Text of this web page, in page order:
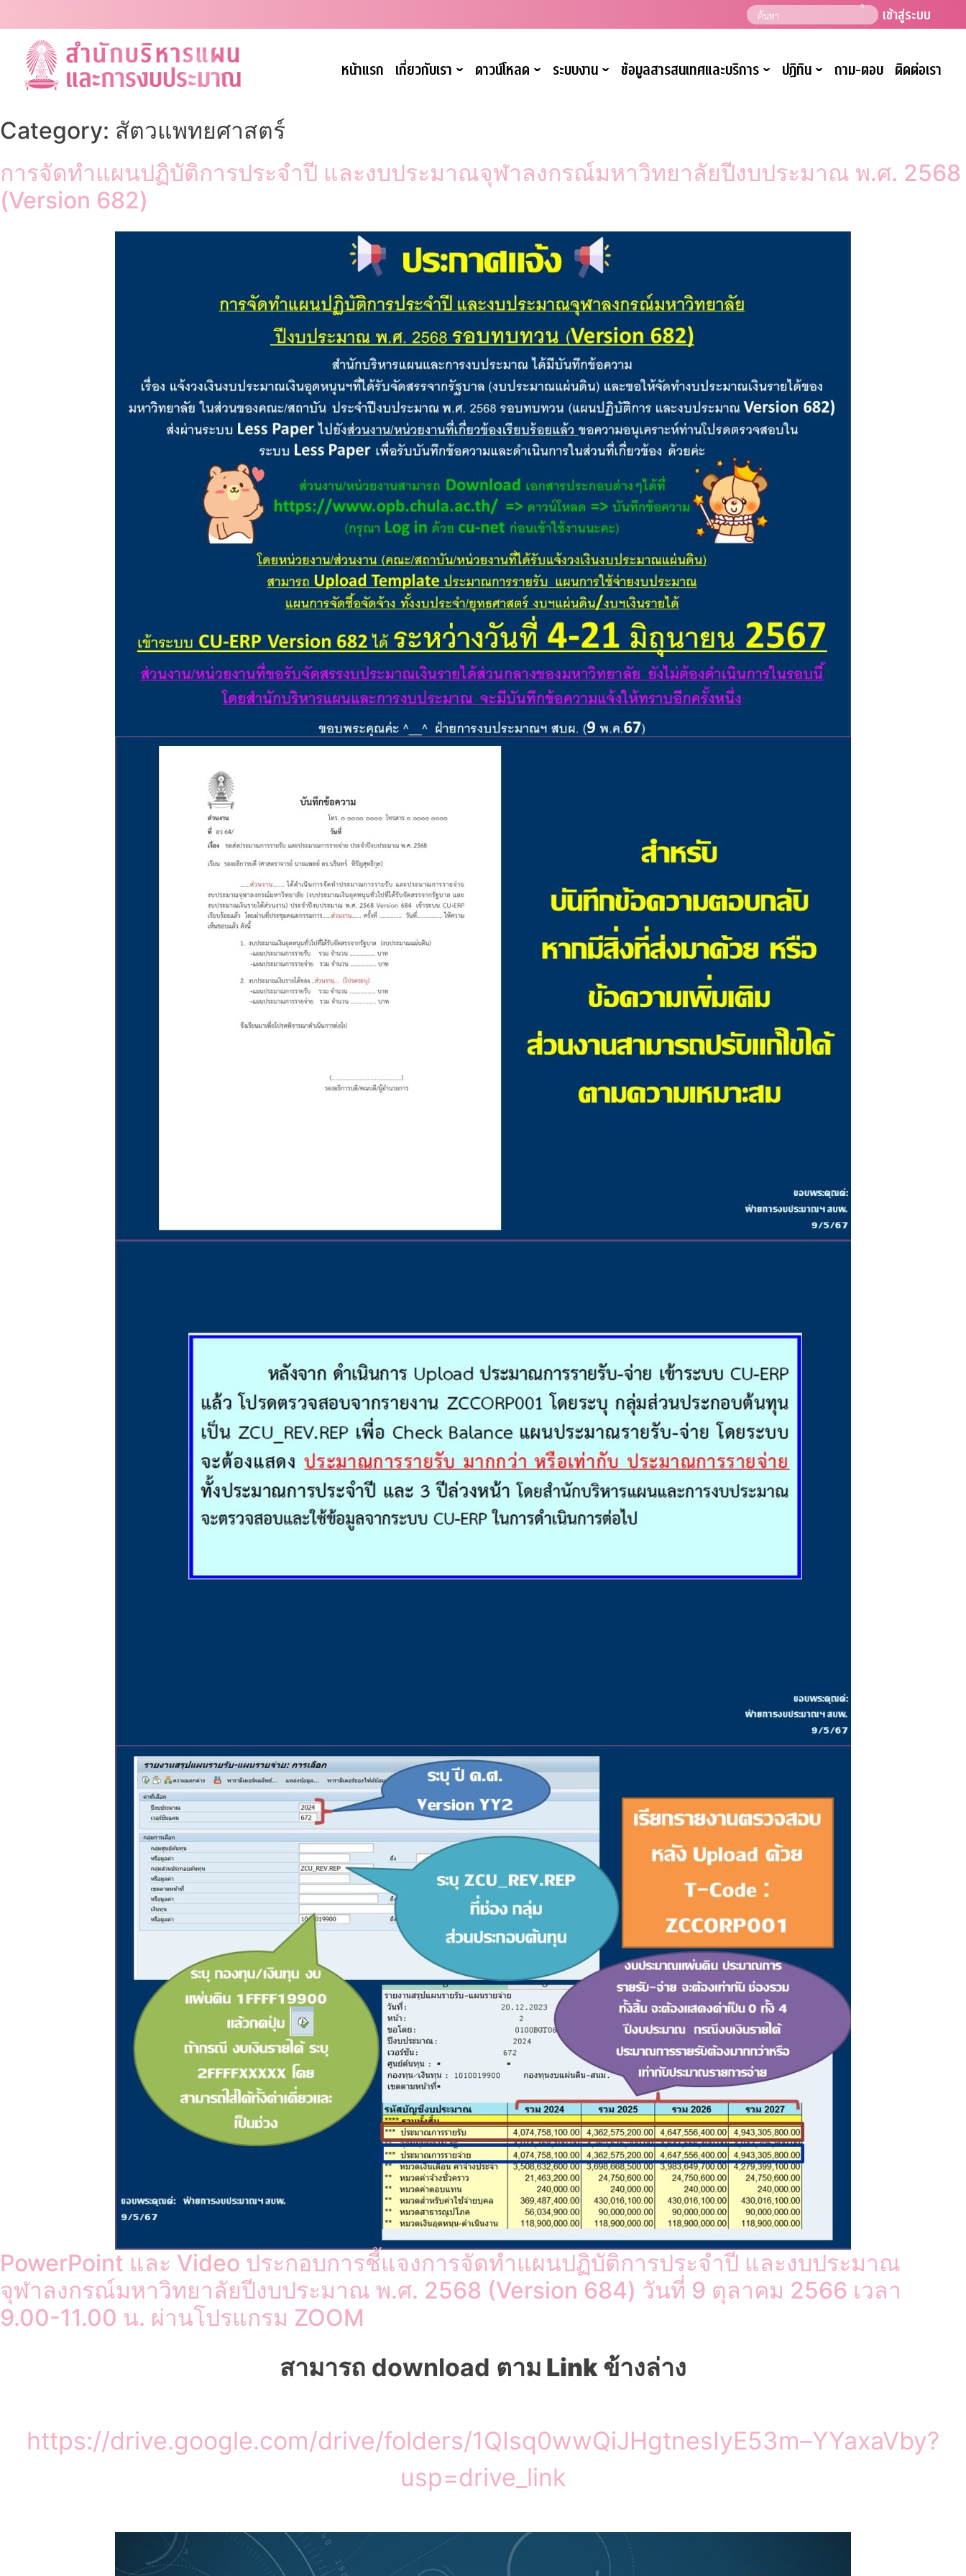
to
content
เข้าสู่ระบบ
หน้าแรก เกี่ยวกับเรา ˇ ดาวน์โหลด ˇ ระบบงานˇ ข้อมูลสารสนเทศและบริการˇ ปฏิทินˇ ถาม-ตอบ ติดต่อเรา
Category: สัตวแพทยศาสตร์
การจัดทำแผนปฏิบัติการประจำปี และงบประมาณจุฬาลงกรณ์มหาวิทยาลัยปีงบประมาณ พ.ศ. 2568
(Version 682)
PowerPoint และ Video ประกอบการชี้แจงการจัดทำแผนปฏิบัติการประจำปี และงบประมาณ
จุฬาลงกรณ์มหาวิทยาลัยปีงบประมาณ พ.ศ. 2568 (Version 684) วันที่ 9 ตุลาคม 2566 เวลา
9.00-11.00 น. ผ่านโปรแกรม ZOOM
สามารถ download ตาม Link ข้างล่าง
https://drive.google.com/drive/folders/1QIsq0wwQiJHgtnesIyE53m–YYaxaVby?
usp=drive_link